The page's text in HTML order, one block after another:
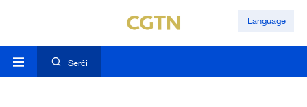
Language
Serĉi